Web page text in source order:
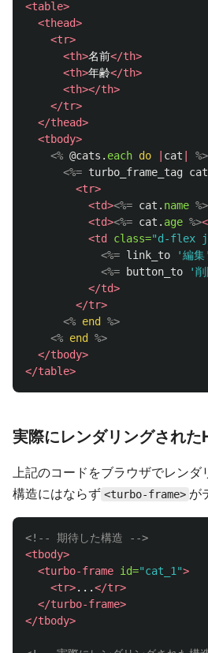
<table>
<thead>
<tr>
<th>名前</th>
<th>年齢</th>
<th></th>
</tr>
</thead>
<tbody>
<% @cats . each do cat
%>
<%= turbo_frame_tag cat
<tr>
<td><%= cat . name %>
<td><%= cat . age %>
<td
class="d-flex
<%= link_to '編集'
<%=
button_to '
</td>
</tr>
<% end
%>
<% end
%>
</tbody>
</table>
実際にレンダリングされ
上記のコードをブラウザでレン
構造にはならず <turbo-frame> が
<!-- 期待した構造 -->
<tbody>
<turbo-frame id="cat_1">
<tr>...</tr>
</turbo-frame>
</tbody>